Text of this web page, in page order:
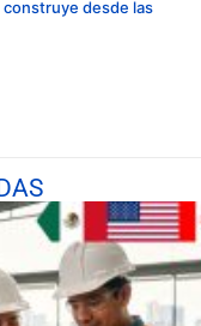
desde las